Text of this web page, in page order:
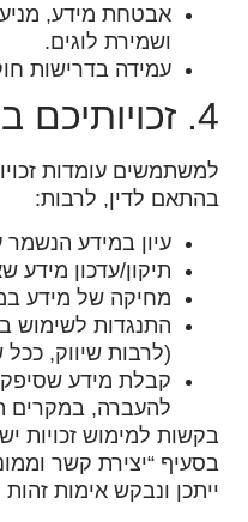
אבטחת מידע,
ושמירת לוגים.
עמידה בדרישות
4. זכויותיכם בנוגע למידע
למשתמשים עומדות
בהתאם לדין, לרבות:
עיון במידע
תיקון/עדכון מידע
מחיקה של מידע
התנגדות לשימוש
(לרבות שיווק, ככל
קבלת מידע
להעברה, במקרים
בקשות למימוש זכויות
בסעיף “יצירת קשר
ייתכן ונבקש אימות